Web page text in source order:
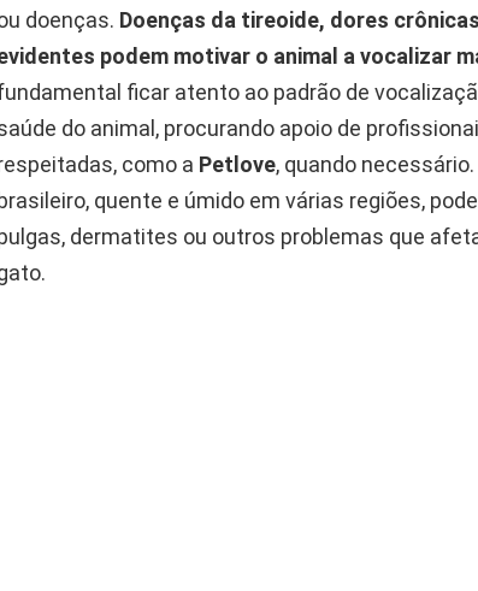
doenças. Doenças da tireoide, dores
podem motivar o animal a vocalizar
ficar atento ao padrão de
do animal, procurando apoio de
como a Petlove, quando
brasileiro, quente e úmido em várias regiões,
dermatites ou outros problemas que